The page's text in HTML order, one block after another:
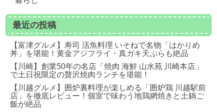
最近の投稿
【富津グルメ】寿司 活魚料理 いそねで名物「はかりめ
丼」を堪能！黄金アジフライ・真ガキ天ぷらも絶品
【川崎】創業50年の名店「焼肉 海鮮 山水苑 川崎本店」
で土日祝限定の贅沢焼肉ランチを堪能！
【川越グルメ】囲炉裏料理が楽しめる「囲炉鶏 川越駅前
店」を徹底レビュー！個室で味わう地鶏網焼きと土鍋ご
飯が絶品